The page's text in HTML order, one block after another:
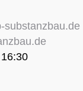
substanzbau.de